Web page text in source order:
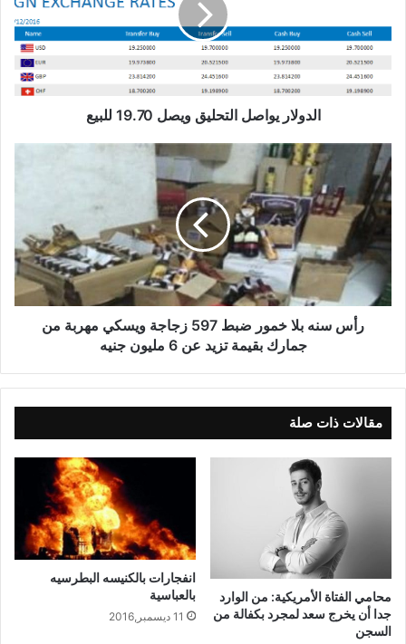
الدولار يواصل التحليق ويصل 19.70 للبيع
رأس سنه بلا خمور ضبط 597 زجاجة ويسكي مهربة من
جمارك بقيمة تزيد عن 6 مليون جنيه
مقالات ذات صلة
محامي الفتاة الأمريكية: من الوارد
جدا أن يخرج سعد لمجرد بكفالة من
السجن
انفجارات بالكنيسه البطرسيه
بالعباسية
11 ديسمبر,2016